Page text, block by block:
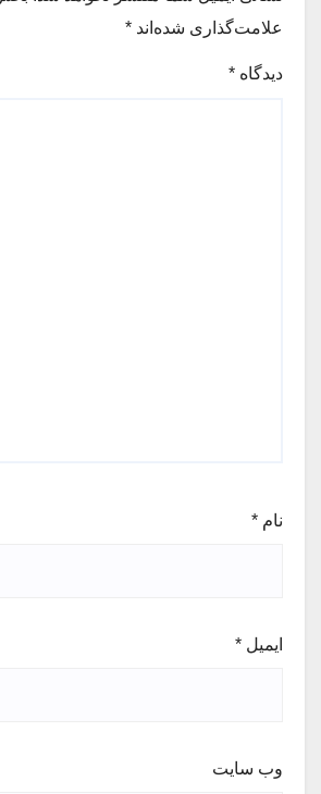
علامت‌گذاری شده‌اند *
دیدگاه *
نام *
ایمیل *
وب‌ سایت